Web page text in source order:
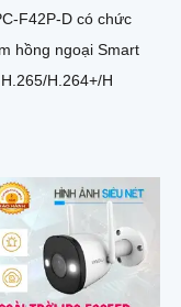
F42P-D có chức
hồng ngoại Smart
H.265/H.264+/H